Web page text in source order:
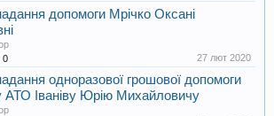
допомоги Мрічко Оксані
0 27 лют 2020
одноразової грошової допомоги
АТО Іваніву Юрію Михайловичу